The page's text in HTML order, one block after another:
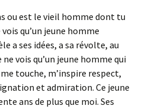
ou est le vieil homme dont tu
qu’un jeune homme
a ses idées, a sa révolte, au
ne vois qu’un jeune homme qui
me touche, m’inspire respect,
et admiration. Ce jeune
ans de plus que moi. Ses